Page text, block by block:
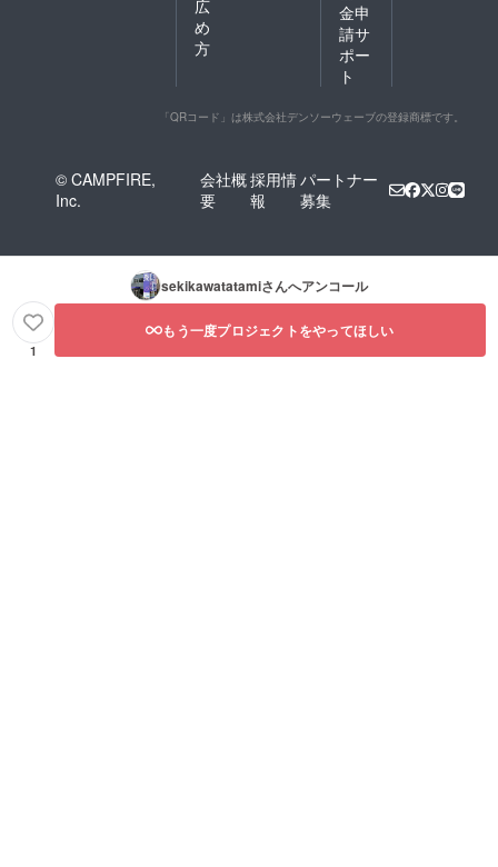
広
め
方
金申
請サ
ポー
ト
「QRコード」は株式会社デンソーウェーブの登録商標です。
© CAMPFIRE,
Inc.
会社概
要
採用情
報
パートナー
募集
sekikawatatamiさんへアンコール
1
もう一度プロジェクトをやってほしい